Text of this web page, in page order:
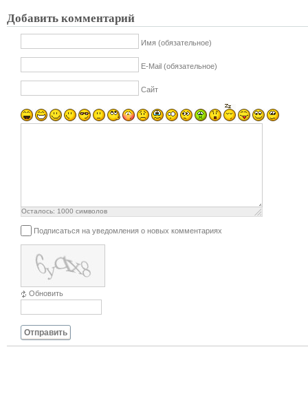
Добавить комментарий
Имя (обязательное)
E-Mail (обязательное)
Сайт
Осталось: 1000 символов
Подписаться на уведомления о новых комментариях
Обновить
Отправить